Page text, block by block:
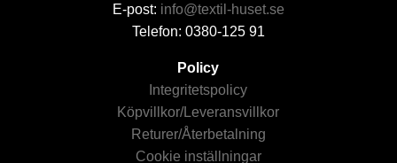
E-post: info@textil-huset.se
Telefon: 0380-125 91
Policy
Integritetspolicy
Köpvillkor/Leveransvillkor
Returer/Återbetalning
Cookie inställningar